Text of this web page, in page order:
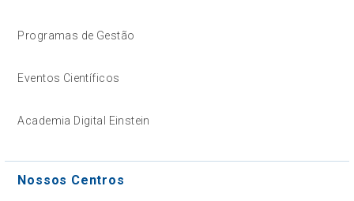
Programas de Gestão
Eventos Científicos
Academia Digital Einstein
Nossos Centros